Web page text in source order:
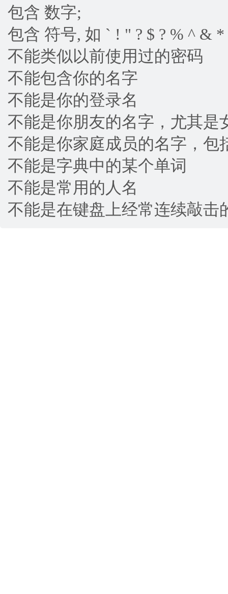
包含 数字;
包含 符号, 如 ` ! " ? $ ? % ^ &
不能类似以前使用过的密码
不能包含你的名字
不能是你的登录名
不能是你朋友的名字，尤其是
不能是你家庭成员的名字，包
不能是字典中的某个单词
不能是常用的人名
不能是在键盘上经常连续敲击